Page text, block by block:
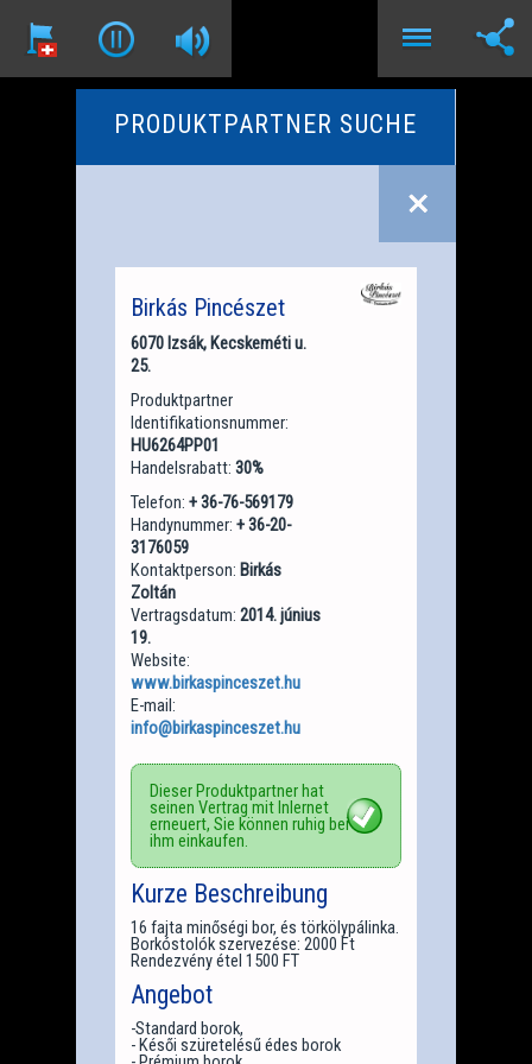
PRODUKTPARTNER SUCHE
Birkás Pincészet
6070 Izsák, Kecskeméti u.
25.
Produktpartner
Identifikationsnummer:
HU6264PP01
Handelsrabatt: 30%
Telefon: + 36-76-569179
Handynummer: + 36-20-
3176059
Kontaktperson: Birkás
Zoltán
Vertragsdatum: 2014. június
19.
Website:
www.birkaspinceszet.hu
E-mail:
info@birkaspinceszet.hu
Dieser Produktpartner hat
seinen Vertrag mit Inlernet
erneuert, Sie können ruhig bei
ihm einkaufen.
Kurze Beschreibung
16 fajta minőségi bor, és törkölypálinka.
Borkóstolók szervezése: 2000 Ft
Rendezvény étel 1500 FT
Angebot
-Standard borok,
- Késői szüretelésű édes borok